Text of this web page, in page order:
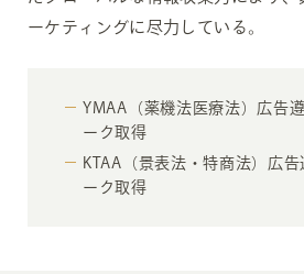
ーケティングに尽力している。
YMAA（薬機法医療法）広告
ーク取得
KTAA（景表法・特商法）広
ーク取得